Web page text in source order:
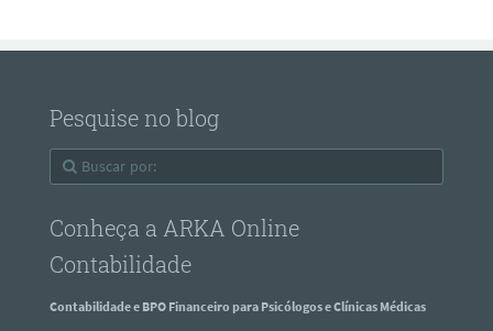
Pesquise no blog
Conheça a ARKA Online
Contabilidade
Contabilidade e BPO Financeiro para Psicólogos e Clínicas Médicas